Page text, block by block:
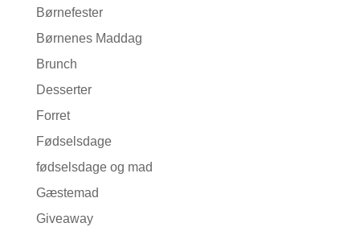
Børnefester
Børnenes Maddag
Brunch
Desserter
Forret
Fødselsdage
fødselsdage og mad
Gæstemad
Giveaway